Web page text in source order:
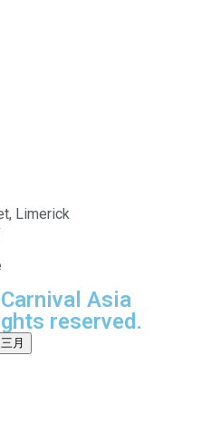
Limerick
Asia
reserved.
三月